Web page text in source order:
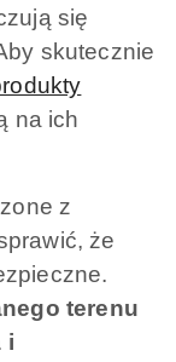
się
skutecznie
na ich
z
że
terenu
i